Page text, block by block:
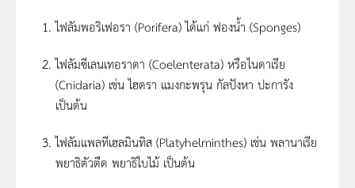
ไฟลัมพอริเฟอรา (Porifera) ได้แก่ ฟองน้ำ (Sponges)
ไฟลัมซีเลนเทอราตา (Coelenterata) หรือไนดาเรีย
(Cnidaria) เช่น ไฮดรา แมงกะพรุน กัลปังหา ปะการัง
เป็นต้น
ไฟลัมแพลทีเฮลมินทิส (Platyhelminthes) เช่น พลานาเรีย
พยาธิตัวตืด พยาธิใบไม้ เป็นต้น